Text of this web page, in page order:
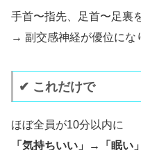
手首〜指先、足首〜足裏
→ 副交感神経が優位にな
✔ これだけで
ほぼ全員が10分以内に
「気持ちいい」→「眠い